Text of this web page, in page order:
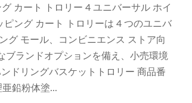
カート トロリー 4 ユニバーサル ホイ
ング カート トロリーは 4 つのユニバ
グ モール、コンビニエンス ストア向
ブランドオプションを備え、小売環境
ドリングバスケットトロリー 商品番
鉛粉体塗...